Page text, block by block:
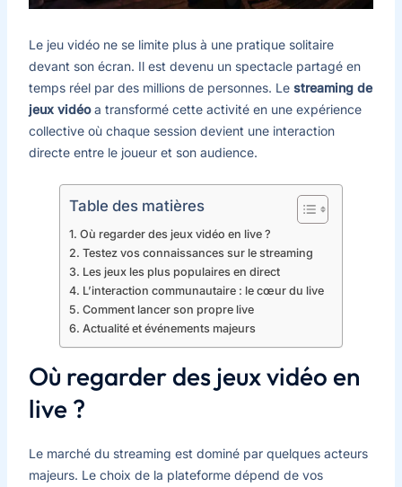
Le jeu vidéo ne se limite plus à une pratique solitaire
devant son écran. Il est devenu un spectacle partagé en
temps réel par des millions de personnes. Le streaming de
jeux vidéoa transformé cette activité en une expérience
collective où chaque session devient une interaction
directe entre le joueur et son audience.
Table des matières
Où regarder des jeux vidéo en live ?
Testez vos connaissances sur le streaming
Les jeux les plus populaires en direct
L’interaction communautaire : le cœur du live
Comment lancer son propre live
Actualité et événements majeurs
Où regarder des jeux vidéo en
live ?
Le marché du streaming est dominé par quelques acteurs
majeurs. Le choix de la plateforme dépend de vos